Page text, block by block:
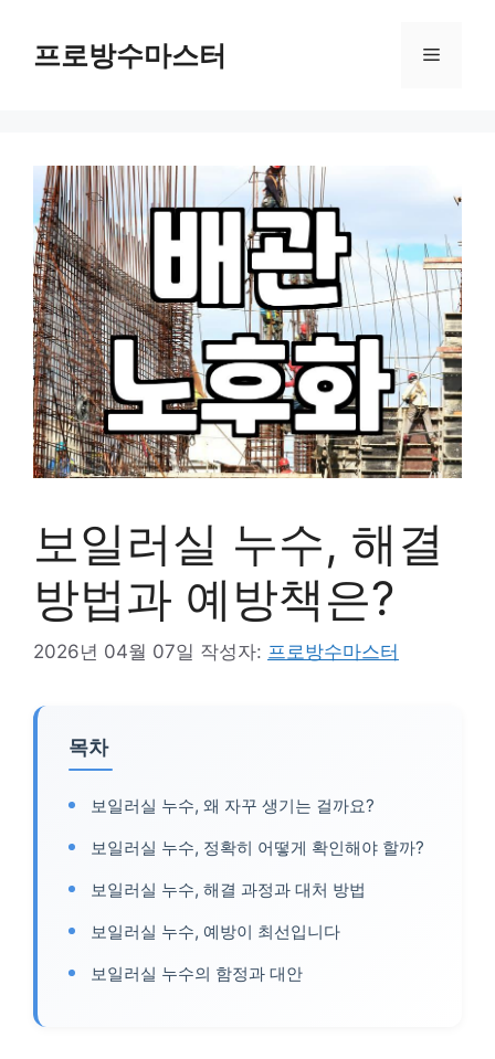
프로방수마스터 메
보일러실 누수, 해결
방법과 예방책은?
2026년 04월 07일 작성자: 프로방수마스터
목차
보일러실 누수, 왜 자꾸 생기는 걸까요?
보일러실 누수, 정확히 어떻게 확인해야 할까?
보일러실 누수, 해결 과정과 대처 방법
보일러실 누수, 예방이 최선입니다
보일러실 누수의 함정과 대안